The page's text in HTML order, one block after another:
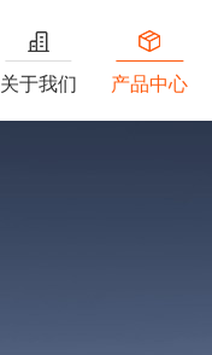
关于我们 产品中心